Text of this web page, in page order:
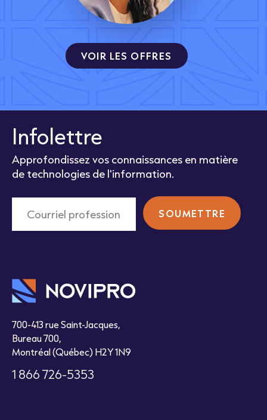
VOIR LES OFFRES
Infolettre
Approfondissez vos connaissances en matière
de technologies de l'information.
700-413 rue Saint-Jacques,
Bureau 700,
Montréal (Québec) H2Y 1N9
1 866 726-5353